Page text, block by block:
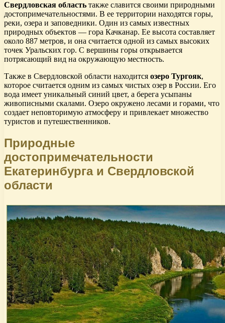
Свердловская область также славится своими природными
достопримечательностями. В ее территории находятся горы,
реки, озера и заповедники. Один из самых известных
природных объектов — гора Качканар. Ее высота составляет
около 887 метров, и она считается одной из самых высоких
точек Уральских гор. С вершины горы открывается
потрясающий вид на окружающую местность.
Также в Свердловской области находится озеро Тургояк,
которое считается одним из самых чистых озер в России. Его
вода имеет уникальный синий цвет, а берега усыпаны
живописными скалами. Озеро окружено лесами и горами, что
создает неповторимую атмосферу и привлекает множество
туристов и путешественников.
Природные
достопримечательности
Екатеринбурга и Свердловской
области